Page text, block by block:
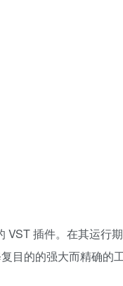
插件。在其运行期
目的的强大而精确的工